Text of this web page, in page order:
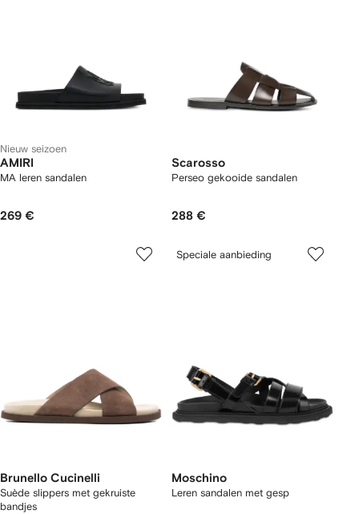
Nieuw seizoen
AMIRI
MA leren sandalen
269 €
Scarosso
Perseo gekooide sandalen
288 €
Brunello Cucinelli
Suède slippers met gekruiste
bandjes
Speciale aanbieding
Moschino
Leren sandalen met gesp